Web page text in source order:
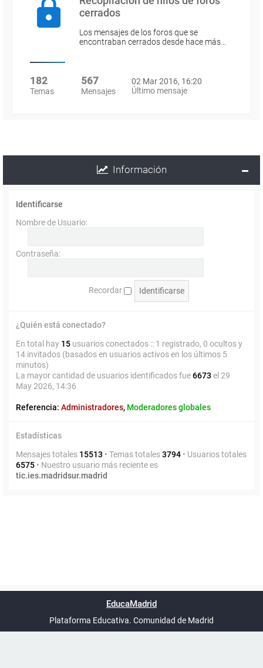
cerrados
Los mensajes de los foros que se
encontraban cerrados desde hace más…
182
Temas
567
Mensajes
02 Mar 2016, 16:20
Último mensaje
Información
Identificarse
Nombre de Usuario:
Contraseña:
Recordar
¿Quién está conectado?
En total hay 15 usuarios conectados :: 1 registrado, 0 ocultos y
14 invitados (basados en usuarios activos en los últimos 5
minutos)
La mayor cantidad de usuarios identificados fue6673 el 29
May 2026, 14:36
Referencia: Administradores, Moderadores globales
Estadísticas
Mensajes totales 15513 • Temas totales3794 • Usuarios totales
6575 • Nuestro usuario más reciente es
tic.ies.madridsur.madrid
UTC+02:00
phpBB España
EducaMadrid
Plataforma Educativa. Comunidad de Madrid